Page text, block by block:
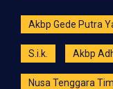
Akbp Gede Putra
S.i.k. Akbp
Nusa Tenggara